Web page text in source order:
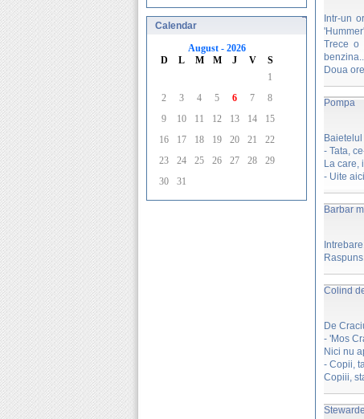
Calendar
August - 2026
D
L M M J V
S
1
2
3 4 5 6 7
8
9
10 11 12 13 14
15
16
17 18 19 20 21
22
23
24 25 26 27 28
29
30
31
Intr-un
Trece o
Doua
Pompa
- Tata,
La care,
- Uite
Barbar
Colind
De
- 'Mos
Nici nu
- Copii,
Copiii,